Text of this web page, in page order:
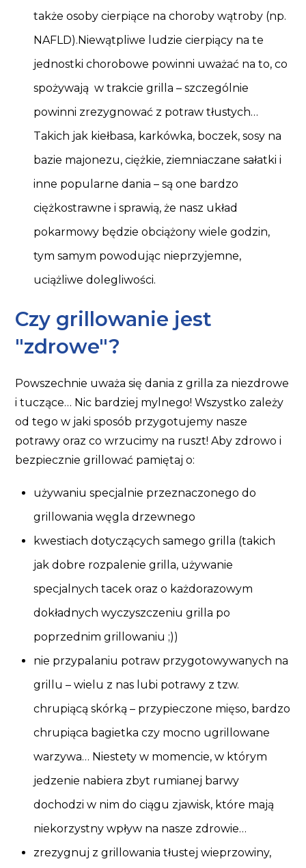
także osoby cierpiące na choroby wątroby (np.
NAFLD).Niewątpliwe ludzie cierpiący na te
jednostki chorobowe powinni uważać na to, co
spożywają w trakcie grilla – szczególnie
powinni zrezygnować z potraw tłustych…
Takich jak kiełbasa, karkówka, boczek, sosy na
bazie majonezu, ciężkie, ziemniaczane sałatki i
inne popularne dania – są one bardzo
ciężkostrawne i sprawią, że nasz układ
pokarmowy będzie obciążony wiele godzin,
tym samym powodując nieprzyjemne,
uciążliwe dolegliwości.
Czy grillowanie jest
"zdrowe"?
Powszechnie uważa się dania z grilla za niezdrowe
i tuczące… Nic bardziej mylnego! Wszystko zależy
od tego w jaki sposób przygotujemy nasze
potrawy oraz co wrzucimy na ruszt! Aby zdrowo i
bezpiecznie grillować pamiętaj o:
używaniu specjalnie przeznaczonego do
grillowania węgla drzewnego
kwestiach dotyczących samego grilla (takich
jak dobre rozpalenie grilla, używanie
specjalnych tacek oraz o każdorazowym
dokładnych wyczyszczeniu grilla po
poprzednim grillowaniu ;))
nie przypalaniu potraw przygotowywanych na
grillu – wielu z nas lubi potrawy z tzw.
chrupiącą skórką – przypieczone mięso, bardzo
chrupiąca bagietka czy mocno ugrillowane
warzywa… Niestety w momencie, w którym
jedzenie nabiera zbyt rumianej barwy
dochodzi w nim do ciągu zjawisk, które mają
niekorzystny wpływ na nasze zdrowie…
zrezygnuj z grillowania tłustej wieprzowiny,